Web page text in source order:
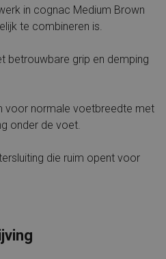
in cognac Medium Brown
te combineren is.
betrouwbare grip en demping
voor normale voetbreedte met
onder de voet.
die ruim opent voor